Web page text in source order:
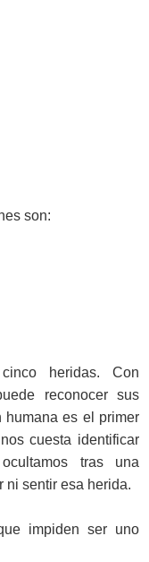
son:
heridas. Con
reconocer sus
humana es el primer
cuesta identificar
tras una
ni sentir esa herida.
impiden ser uno